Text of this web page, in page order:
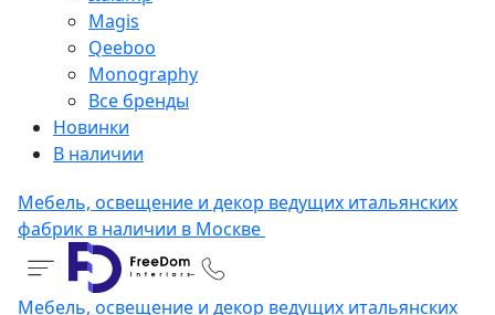
Magis
Qeeboo
Monography
Все бренды
Новинки
В наличии
Мебель, освещение и декор ведущих итальянских
фабрик в наличии в Москве
Мебель, освещение и декор ведущих итальянских